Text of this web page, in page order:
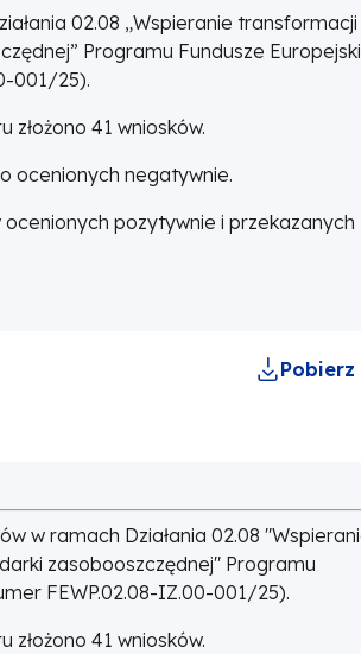
02.08 „Wspieranie transformacji
Programu Fundusze
001/25).
41 wniosków.
ocenionych negatywnie.
pozytywnie i przekazanych
Pobierz
w ramach Działania 02.08
zasobooszczędnej" Programu
FEWP.02.08-IZ.00-001/25).
41 wniosków.